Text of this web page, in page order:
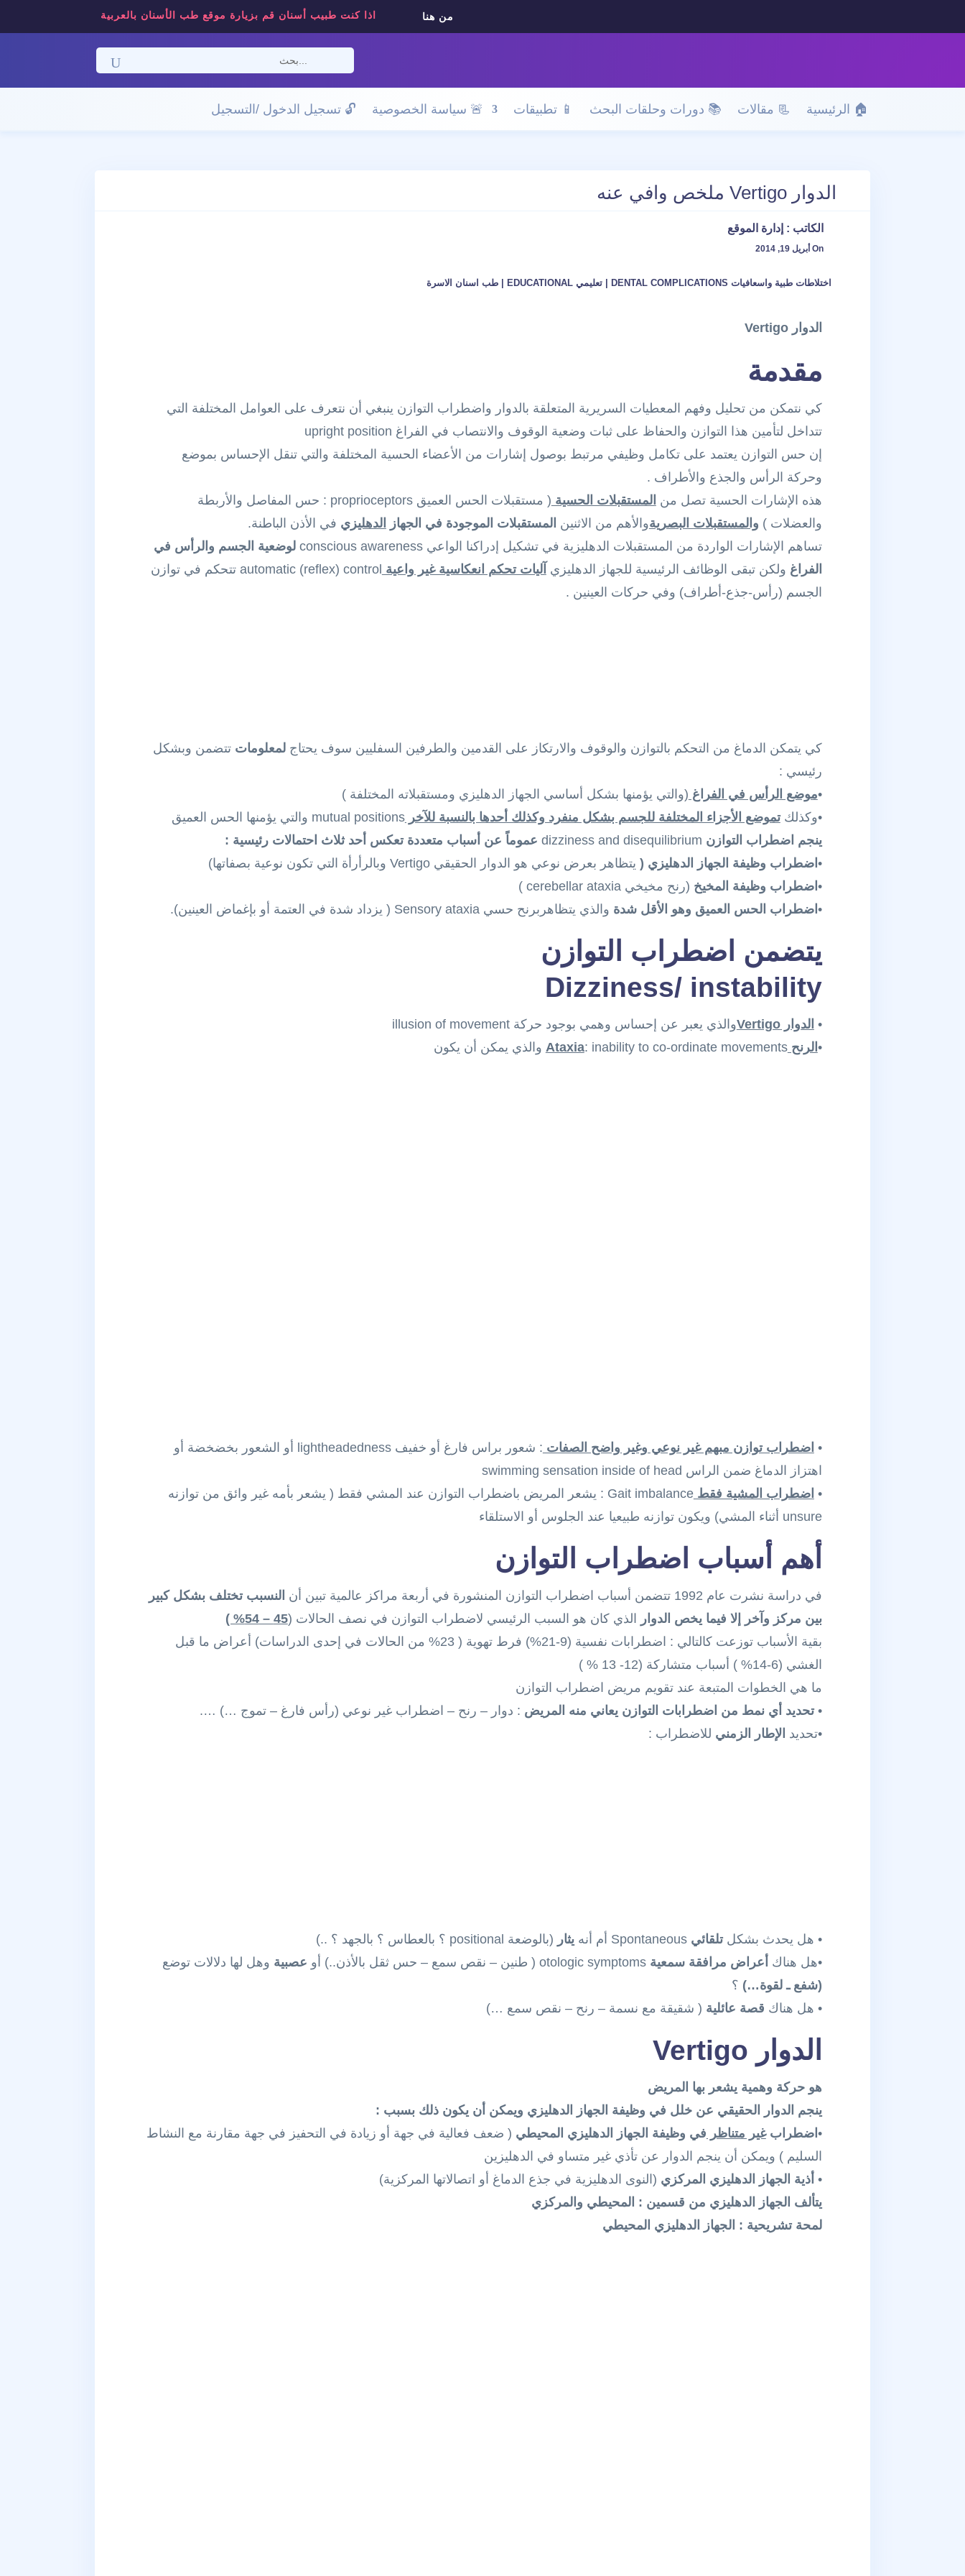
اذا كنت طبيب أسنان قم بزيارة موقع طب الأسنان بالعربية من هنا
🏠 الرئيسية 📃 مقالات 📚 دورات وحلقات البحث 📱 تطبيقات 🚨 سياسة الخصوصية 🔓تسجيل الدخول /التسجيل
الدوار Vertigo ملخص وافي عنه
الكاتب : إدارة الموقع
On أبريل 19, 2014
اختلاطات طبية واسعافيات DENTAL COMPLICATIONS تعليمي EDUCATIONAL طب اسنان الاسرة
الدوارVertigo
مقدمة
كي نتمكن من تحليل وفهم المعطيات السريرية المتعلقة بالدوار واضطراب التوازن ينبغي أن نتعرف على العوامل المختلفة التي
تتداخل لتأمين هذا التوازن والحفاظ على ثبات وضعية الوقوف والانتصاب في الفراغ upright position
إن حس التوازن يعتمد على تكامل وظيفي مرتبط بوصول إشارات من الأعضاء الحسية المختلفة والتي تنقل الإحساس بموضع
وحركة الرأس والجذع والأطراف .
هذه الإشارات الحسية تصل من المستقبلات الحسية
( مستقبلات الحس العميق proprioceptors : حس المفاصل والأربطة
والعضلات ) والمستقبلات البصريةوالأهم من الاثنين المستقبلات الموجودة في الجهاز الدهليزي في الأذن الباطنة.
تساهم الإشارات الواردة من المستقبلات الدهليزية في تشكيل إدراكنا الواعي conscious awareness
لوضعية الجسم والرأس في
الفراغ ولكن تبقى الوظائف الرئيسية للجهاز الدهليزي آليات تحكم انعكاسية غير واعية
automatic (reflex) control تتحكم في توازن
الجسم (رأس-جذع-أطراف) وفي حركات العينين .
كي يتمكن الدماغ من التحكم بالتوازن والوقوف والارتكاز على القدمين والطرفين السفليين سوف يحتاجلمعلومات تتضمن وبشكل
رئيسي :
•موضع الرأس في الفراغ (والتي يؤمنها بشكل أساسي الجهاز الدهليزي ومستقبلاته المختلفة )
•وكذلكتموضع الأجزاء المختلفة للجسم بشكل منفرد وكذلك أحدها بالنسبة للآخرmutual positions والتي يؤمنها الحس العميق
ينجم اضطراب التوازن dizziness and disequilibrium عموماً عن أسباب متعددةتعكس أحد ثلاث احتمالات رئيسية :
• اضطراب وظيفة الجهاز الدهليزي ( يتظاهر بعرض نوعي هو الدوار الحقيقي Vertigo وبالرأرأة التي تكون نوعية بصفاتها)
• اضطراب وظيفة المخيخ (رنح مخيخي cerebellar ataxia )
• اضطراب الحس العميق وهو الأقل شدة والذي يتظاهربرنح حسي Sensory ataxia ( يزداد شدة في العتمة أو بإغماض العينين).
يتضمن اضطراب التوازن
Dizziness/ instability
• الدوارVertigoوالذي يعبر عن إحساس وهمي بوجود حركة illusion of movement
• الرنح Ataxia: inability to co-ordinate movements والذي يمكن أن يكون
• اضطراب توازن مبهم غير نوعي وغير واضح الصفات
: شعور براس فارغ أو خفيف lightheadedness أو الشعور بخضخضة أو
اهتزاز الدماغ ضمن الراس swimming sensation inside of head
• اضطراب المشية فقط
Gait imbalance : يشعر المريض باضطراب التوازن عند المشي فقط ( يشعر بأمه غير وائق من توازنه
unsure أثناء المشي) ويكون توازنه طبيعيا عند الجلوس أو الاستلقاء
أهم أسباب اضطراب التوازن
في دراسة نشرت عام 1992 تتضمن أسباب اضطراب التوازن المنشورة في أربعة مراكز عالمية تبين أن
النسبب تختلف بشكل كبير
بين مركز وآخر إلا فيما يخص الدوار
الذي كان هو السبب الرئيسي لاضطراب التوازن في نصف الحالات (45 – 54% )
بقية الأسباب توزعت كالتالي : اضطرابات نفسية (9-21%) فرط تهوية ( 23% من الحالات في إحدى الدراسات) أعراض ما قبل
الغشي (6-14% ) أسباب متشاركة (12- 13 % )
ما هي الخطوات المتبعة عند تقويم مريض اضطراب التوازن
•تحديد أي نمط من اضطرابات التوازن يعاني منه المريض : دوار – رنح – اضطراب غير نوعي (رأس فارغ – تموج …) ….
•تحديد الإطار الزمني للاضطراب :
• هل يحدث بشكلتلقائي Spontaneous أم أنه يثار (بالوضعة positional ؟ بالعطاس ؟ بالجهد ؟ ..)
•هل هناك أعراض مرافقة سمعيةotologic symptoms ( طنين – نقص سمع – حس ثقل بالأذن..) أو عصبية وهل لها دلالات توضع
(شفع ـ لقوة…) ؟
• هل هناك قصة عائلية ( شقيقة مع نسمة – رنح – نقص سمع …)
الدوار Vertigo
هو حركة وهمية يشعر بها المريض
ينجم الدوار الحقيقي عن خلل في وظيفة الجهاز الدهليزي ويمكن أن يكون ذلك بسبب :
• اضطرابغير متناظر في وظيفة الجهاز الدهليزي المحيطي ( ضعف فعالية في جهة أو زيادة في التحفيز في جهة مقارنة مع النشاط
السليم ) ويمكن أن ينجم الدوار عن تأذي غير متساو في الدهليزين
• أذية الجهاز الدهليزي المركزي (النوى الدهليزية في جذع الدماغ أو اتصالاتها المركزية)
يتألف الجهاز الدهليزي من قسمين : المحيطي والمركزي
لمحة تشريحية : الجهاز الدهليزي المحيطي